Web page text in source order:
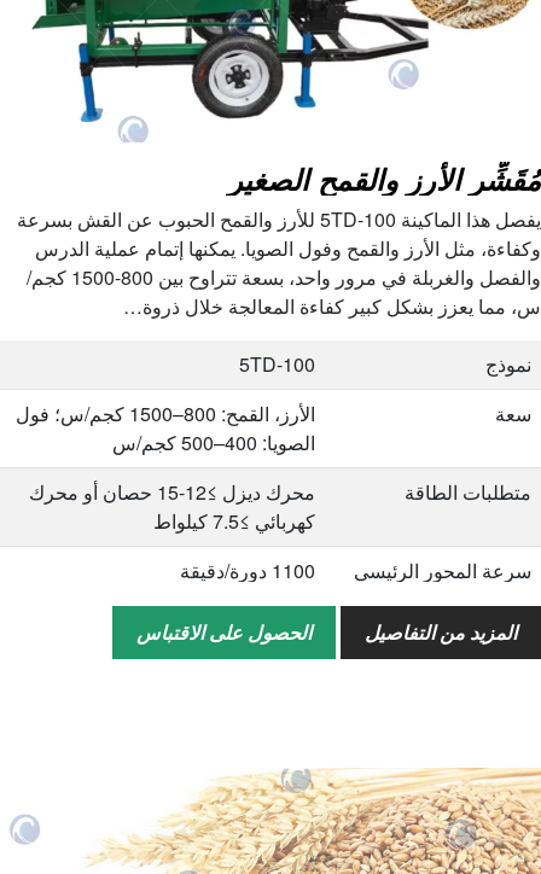
مُقَشِّر الأرز والقمح الصغير
يفصل هذا الماكينة 5TD-100 للأرز والقمح الحبوب عن القش بسرعة
وكفاءة، مثل الأرز والقمح وفول الصويا. يمكنها إتمام عملية الدرس
والفصل والغربلة في مرور واحد، بسعة تتراوح بين 800-1500 كجم/
س، مما يعزز بشكل كبير كفاءة المعالجة خلال ذروة…
نموذج
5TD-100
سعة
الأرز، القمح: 800–1500 كجم/س؛ فول
الصويا: 400–500 كجم/س
متطلبات الطاقة
محرك ديزل ≥12-15 حصان أو محرك
كهربائي ≥7.5 كيلواط
سرعة المحور الرئيسي
1100 دورة/دقيقة
سرعة المروحة
2500 دورة/دقيقة (مروحتان)
أبعاد التعبئة
محرك الديزل للهيكل)
المزيد من التفاصيل الحصول على الاقتباس